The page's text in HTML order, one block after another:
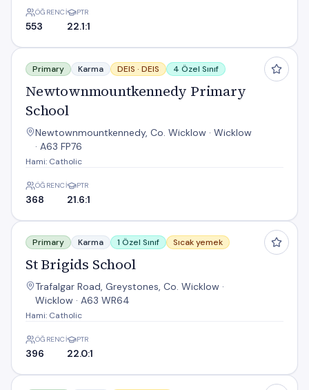
ÖĞRENCI
553
PTR
22.1:1
Newtownmountkennedy Primary School
Primary Karma DEIS · DEIS 4 Özel Sınıf
Newtownmountkennedy Primary
School
Newtownmountkennedy, Co. Wicklow · Wicklow
· A63 FP76
Hami: Catholic
ÖĞRENCI
368
PTR
21.6:1
St Brigids School
Primary Karma 1 Özel Sınıf Sıcak yemek
St Brigids School
Trafalgar Road, Greystones, Co. Wicklow ·
Wicklow · A63 WR64
Hami: Catholic
ÖĞRENCI
396
PTR
22.0:1
St Francis N S